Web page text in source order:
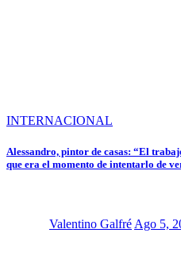
INTERNACIONAL
Alessandro, pintor de casas: “El
que era el momento de intentarlo de
Valentino GalfréAgo 5,